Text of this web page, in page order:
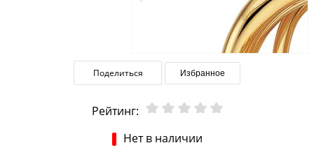
Поделиться Избранное
Рейтинг:
Нет в наличии